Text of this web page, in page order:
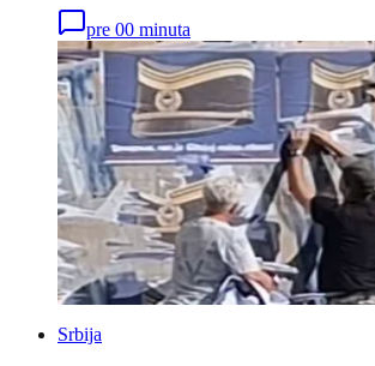
pre 00 minuta
Srbija